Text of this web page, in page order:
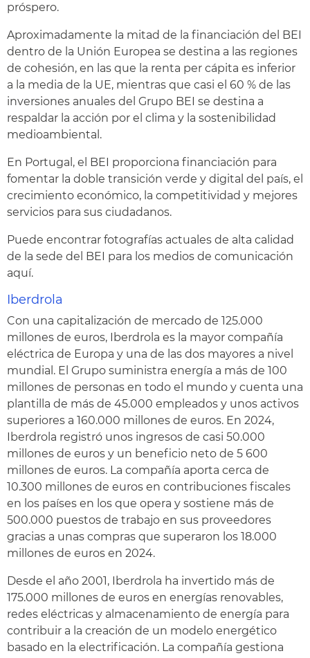
próspero.
Aproximadamente la mitad de la financiación del BEI
dentro de la Unión Europea se destina a las regiones
de cohesión, en las que la renta per cápita es inferior
a la media de la UE, mientras que casi el 60 % de las
inversiones anuales del Grupo BEI se destina a
respaldar la acción por el clima y la sostenibilidad
medioambiental.
En Portugal, el BEI proporciona financiación para
fomentar la doble transición verde y digital del país, el
crecimiento económico, la competitividad y mejores
servicios para sus ciudadanos.
Puede encontrar fotografías actuales de alta calidad
de la sede del BEI para los medios de comunicación
aquí.
Iberdrola
Con una capitalización de mercado de 125.000
millones de euros, Iberdrola es la mayor compañía
eléctrica de Europa y una de las dos mayores a nivel
mundial. El Grupo suministra energía a más de 100
millones de personas en todo el mundo y cuenta una
plantilla de más de 45.000 empleados y unos activos
superiores a 160.000 millones de euros. En 2024,
Iberdrola registró unos ingresos de casi 50.000
millones de euros y un beneficio neto de 5 600
millones de euros. La compañía aporta cerca de
10.300 millones de euros en contribuciones fiscales
en los países en los que opera y sostiene más de
500.000 puestos de trabajo en sus proveedores
gracias a unas compras que superaron los 18.000
millones de euros en 2024.
Desde el año 2001, Iberdrola ha invertido más de
175.000 millones de euros en energías renovables,
redes eléctricas y almacenamiento de energía para
contribuir a la creación de un modelo energético
basado en la electrificación. La compañía gestiona